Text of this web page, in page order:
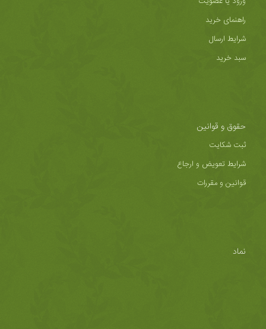
راهنمای خرید
شرایط ارسال
سبد خرید
حقوق و قوانین
ثبت شکایت
شرایط تعویض و ارجاع
قوانین و مقررات
نماد